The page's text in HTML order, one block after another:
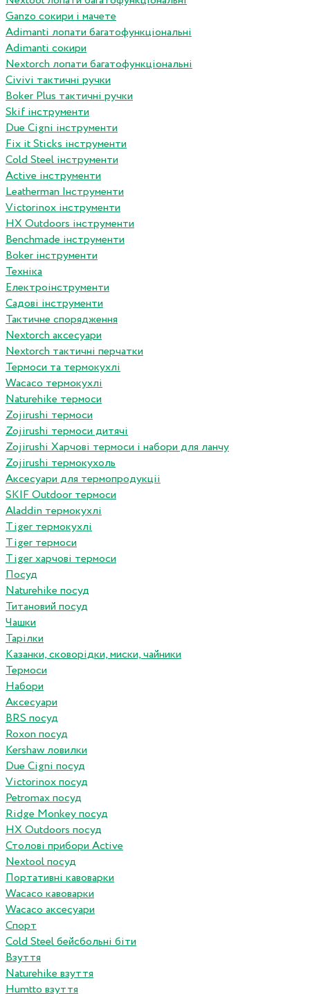
Ganzo сокири і мачете
Adimanti лопати багатофункціональні
Adimanti сокири
Nextorch лопати багатофункціональні
Сivivi тактичні ручки
Boker Plus тактичні ручки
Skif інструменти
Due Cigni інструменти
Fix it Sticks інструменти
Сold Steel інструменти
Active інструменти
Leatherman Інструменти
Victorinox інструменти
HX Outdoors інструменти
Benchmade інструменти
Boker інструменти
Техніка
Електроінструменти
Садові інструменти
Тактичне спорядження
Nextorch аксесуари
Nextorch тактичні перчатки
Термоси та термокухлі
Wacaco термокухлі
Naturehike термоси
Zojirushi термоси
Zojirushi термоси дитячі
Zojirushi Харчові термоси і набори для ланчу
Zojirushi термокухоль
Аксесуари для термопродукціі
SKIF Outdoor термоси
Aladdin термокухлі
Tiger термокухлі
Tiger термоси
Tiger харчові термоси
Посуд
Naturehike посуд
Титановий посуд
Чашки
Тарілки
Казанки, сковорідки, миски, чайники
Термоси
Набори
Аксесуари
BRS посуд
Roxon посуд
Kershaw ловилки
Due Cigni посуд
Victorinox посуд
Petromax посуд
Ridge Monkey посуд
HX Outdoors посуд
Столові прибори Active
Nextool посуд
Портативні кавоварки
Wacaco кавоварки
Wacaco аксесуари
Спорт
Cold Steel бейсбольні біти
Взуття
Naturehike взуття
Humtto взуття